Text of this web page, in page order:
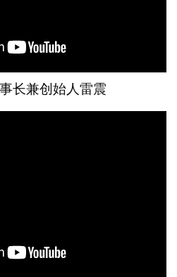
长兼创始人雷震